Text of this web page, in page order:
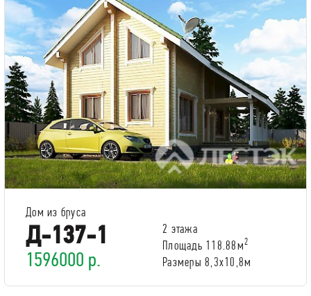
Дом из бруса
Д-137-1
1596000 р.
2 этажа
Площадь 118.88м2
Размеры 8,3х10,8м